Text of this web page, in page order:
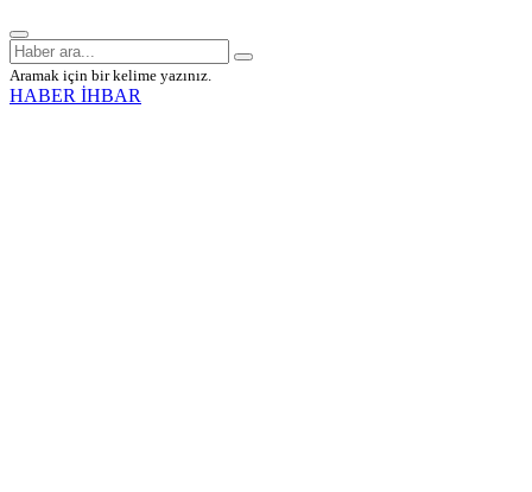
Aramak için bir kelime yazınız.
HABER İHBAR